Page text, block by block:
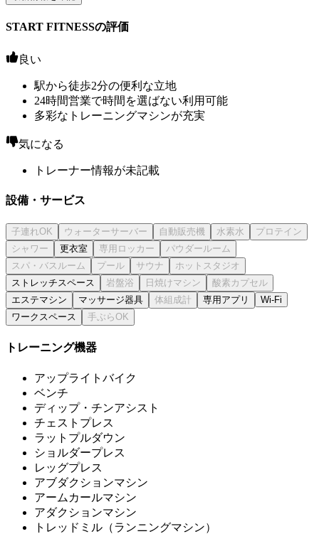
START FITNESSの評価
良い
駅から徒歩2分の便利な立地
24時間営業で時間を選ばない利用可能
多彩なトレーニングマシンが充実
気になる
トレーナー情報が未記載
設備・サービス
更衣室
ストレッチスペース
エステマシン
マッサージ器具 専用アプリ
Wi-Fi
ワークスペース
トレーニング機器
アップライトバイク
ベンチ
ディップ・チンアシスト
チェストプレス
ラットプルダウン
ショルダープレス
レッグプレス
アブダクションマシン
アームカールマシン
アダクションマシン
トレッドミル（ランニングマシン）